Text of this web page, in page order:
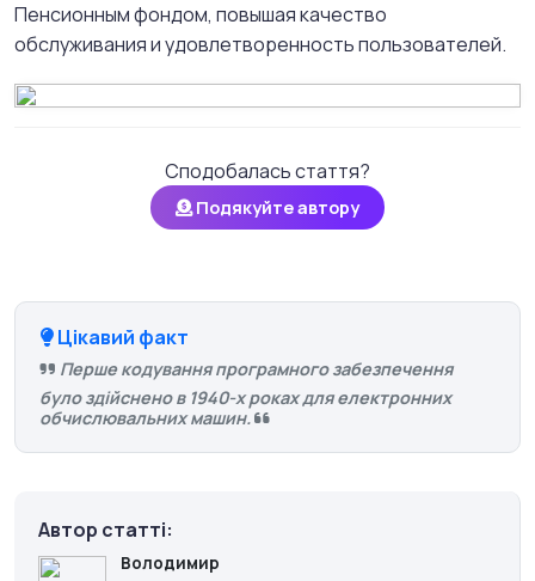
Пенсионным фондом, повышая качество
обслуживания и удовлетворенность пользователей.
Сподобалась стаття?
Подякуйте автору
Цікавий факт
Перше кодування програмного забезпечення
було здійснено в 1940-х роках для електронних
обчислювальних машин.
Автор статті:
Володимир